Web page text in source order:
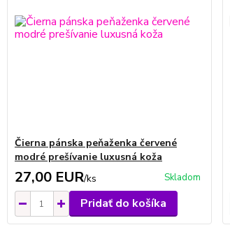
Čierna pánska peňaženka červené
modré prešívanie luxusná koža
27,00 EUR/ks Skladom
Pridať do košíka